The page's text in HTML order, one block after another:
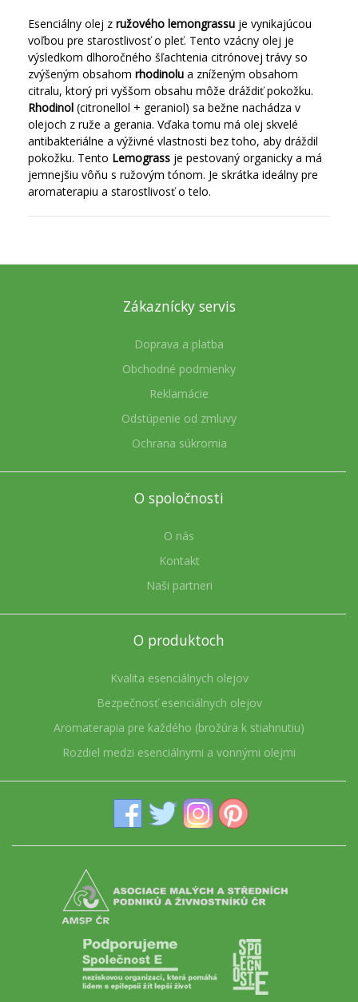
Esenciálny olej z ružového lemongrassu je vynikajúcou
voľbou pre starostlivosť o pleť. Tento vzácny olej je
výsledkom dlhoročného šľachtenia citrónovej trávy so
zvýšeným obsahom rhodinolu a zníženým obsahom
citralu, ktorý pri vyššom obsahu môže dráždiť pokožku.
Rhodinol (citronellol + geraniol) sa bežne nachádza v
olejoch z ruže a gerania. Vďaka tomu má olej skvelé
antibakteriálne a výživné vlastnosti bez toho, aby dráždil
pokožku. Tento Lemograss je pestovaný organicky a má
jemnejšiu vôňu s ružovým tónom. Je skrátka ideálny pre
aromaterapiu a starostlivosť o telo.
Zákaznícky servis
Doprava a platba
Obchodné podmienky
Reklamácie
Odstúpenie od zmluvy
Ochrana súkromia
O spoločnosti
O nás
Kontakt
Naši partneri
O produktoch
Kvalita esenciálnych olejov
Bezpečnosť esenciálnych olejov
Aromaterapia pre každého (brožúra k stiahnutiu)
Rozdiel medzi esenciálnymi a vonnými olejmi